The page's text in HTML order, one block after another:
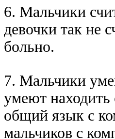
6. Мальчики
девочки так не
больно.
7. Мальчики
yмеют
общий язык с
мальчиков с